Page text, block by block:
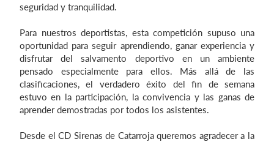
seguridad y tranquilidad.
Para nuestros deportistas, esta competición supuso una
oportunidad para seguir aprendiendo, ganar experiencia y
disfrutar del salvamento deportivo en un ambiente
pensado especialmente para ellos. Más allá de las
clasificaciones, el verdadero éxito del fin de semana
estuvo en la participación, la convivencia y las ganas de
aprender demostradas por todos los asistentes.
Desde el CD Sirenas de Catarroja queremos agradecer a la